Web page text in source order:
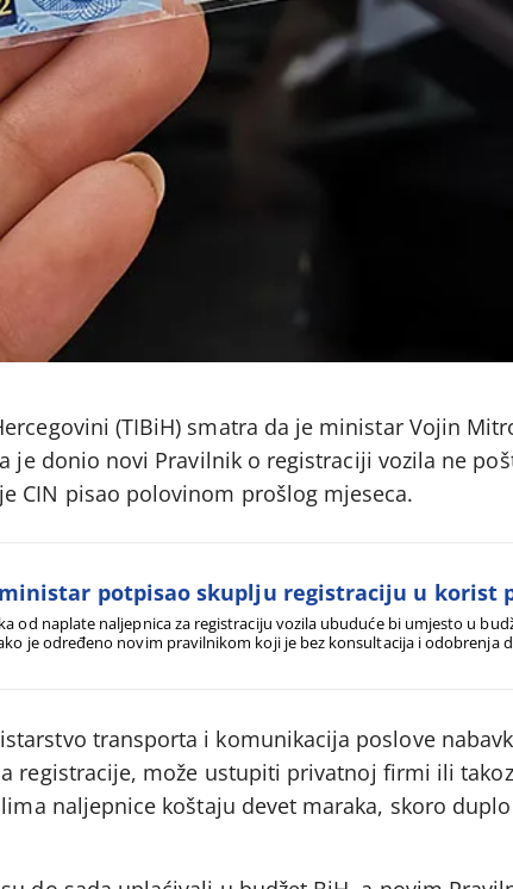
(TIBiH) smatra da je ministar Vojin
je donio novi Pravilnik o registraciji vozila ne
CIN pisao polovinom prošlog mjeseca.
potpisao skuplju registraciju u korist
od naplate naljepnica za registraciju vozila ubuduće bi umjesto u
je određeno novim pravilnikom koji je bez konsultacija i odobrenja
transporta i komunikacija poslove
registracije, može ustupiti privatnoj firmi ili
naljepnice koštaju devet maraka, skoro